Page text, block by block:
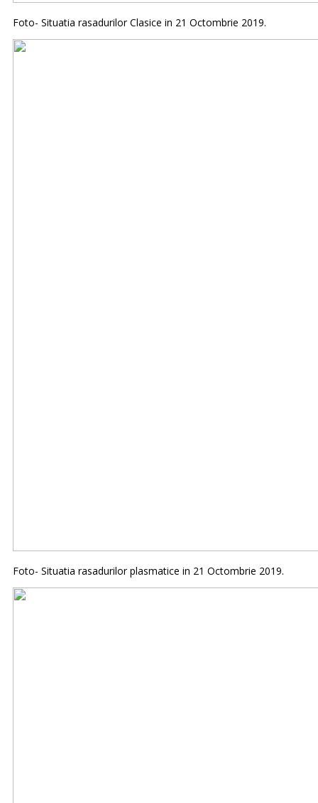
Foto- Situatia rasadurilor Clasice in 21 Octombrie 2019.
Foto- Situatia rasadurilor plasmatice in 21 Octombrie 2019.